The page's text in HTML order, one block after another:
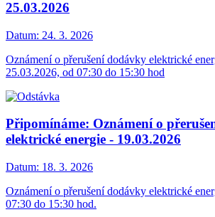
25.03.2026
Datum: 24. 3. 2026
Oznámení o přerušení dodávky elektrické
25.03.2026, od 07:30 do 15:30 hod
Připomínáme: Oznámení o
elektrické energie - 19.03.2026
Datum: 18. 3. 2026
Oznámení o přerušení dodávky elektrické
07:30 do 15:30 hod.